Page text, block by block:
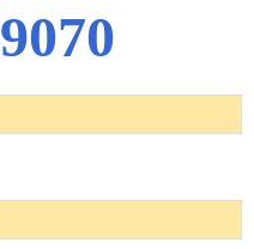
9070